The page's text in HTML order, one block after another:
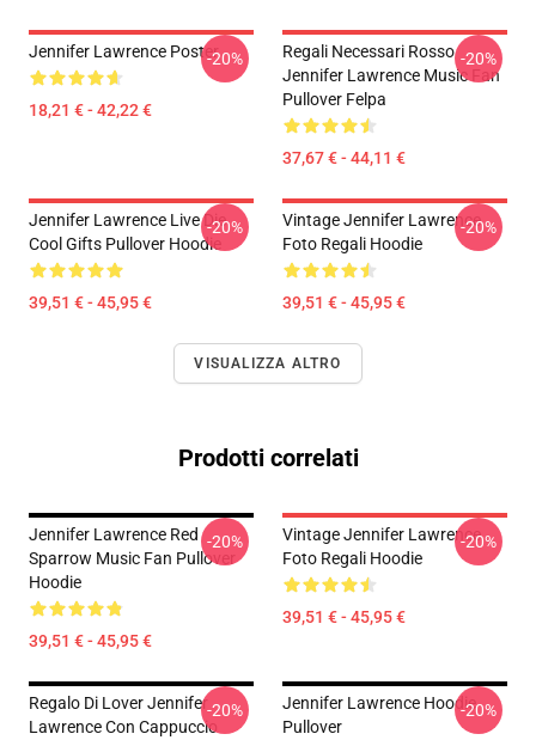
Jennifer Lawrence Poster
18,21 € - 42,22 €
-20%
Regali Necessari Rosso
Jennifer Lawrence Music Fan
Pullover Felpa
37,67 € - 44,11 €
-20%
Jennifer Lawrence Live Die
Cool Gifts Pullover Hoodie
39,51 € - 45,95 €
-20%
Vintage Jennifer Lawrence
Foto Regali Hoodie
39,51 € - 45,95 €
-20%
VISUALIZZA ALTRO
Prodotti correlati
Jennifer Lawrence Red
Sparrow Music Fan Pullover
Hoodie
39,51 € - 45,95 €
-20%
Vintage Jennifer Lawrence
Foto Regali Hoodie
39,51 € - 45,95 €
-20%
Regalo Di Lover Jennifer
Lawrence Con Cappuccio
-20%
Jennifer Lawrence Hoodie
Pullover
-20%